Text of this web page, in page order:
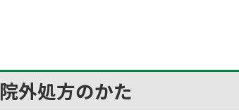
ト
ッ
院外処方のかた